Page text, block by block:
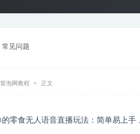
常见问题
冒泡网教程 正文